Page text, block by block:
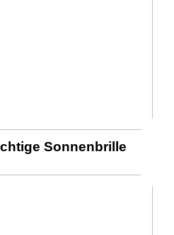
Sonnenbrille